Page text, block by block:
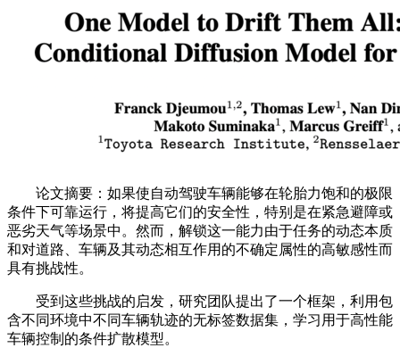
论文摘要：如果使自动驾驶车辆能够在轮胎力饱和的极限
条件下可靠运行，将提高它们的安全性，特别是在紧急避障或
恶劣天气等场景中。然而，解锁这一能力由于任务的动态本质
和对道路、车辆及其动态相互作用的不确定属性的高敏感性而
具有挑战性。
受到这些挑战的启发，研究团队提出了一个框架，利用包
含不同环境中不同车辆轨迹的无标签数据集，学习用于高性能
车辆控制的条件扩散模型。